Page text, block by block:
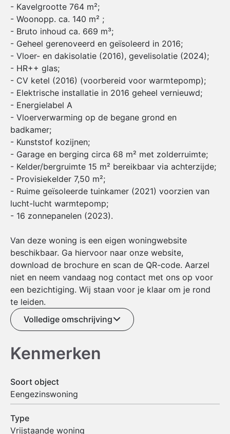
- Kavelgrootte 764 m²;
- Woonopp. ca. 140 m² ;
- Bruto inhoud ca. 669 m³;
- Geheel gerenoveerd en geïsoleerd in 2016;
- Vloer- en dakisolatie (2016), gevelisolatie (2024);
- HR++ glas;
- CV ketel (2016) (voorbereid voor warmtepomp);
- Elektrische installatie in 2016 geheel vernieuwd;
- Energielabel A
- Vloerverwarming op de begane grond en
badkamer;
- Kunststof kozijnen;
- Garage en berging circa 68 m² met zolderruimte;
- Kelder/bergruimte 15 m² bereikbaar via achterzijde;
- Provisiekelder 7,50 m²;
- Ruime geïsoleerde tuinkamer (2021) voorzien van
lucht-lucht warmtepomp;
- 16 zonnepanelen (2023).
Van deze woning is een eigen woningwebsite
beschikbaar. Ga hiervoor naar onze website,
download de brochure en scan de QR-code. Aarzel
niet en neem vandaag nog contact met ons op voor
een bezichtiging. Wij staan voor je klaar om je rond
te leiden.
Volledige omschrijving
Kenmerken
Soort object
Eengezinswoning
Type
Vrijstaande woning